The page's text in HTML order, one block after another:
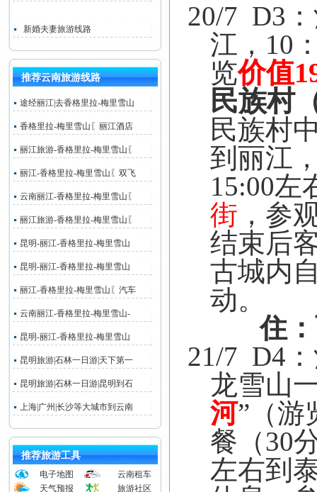
新婚夫妻旅游线路
推荐云南旅游线路
途经丽江|去香格里拉-梅里雪山
香格里拉-梅里雪山〖丽江酒店
丽江旅游-香格里拉-梅里雪山〖
丽江-香格里拉-梅里雪山〖双飞
云南丽江-香格里拉-梅里雪山〖
丽江旅游-香格里拉-梅里雪山〖
昆明-丽江-香格里拉-梅里雪山
昆明-丽江-香格里拉-梅里雪山
丽江-香格里拉-梅里雪山〖汽车
云南丽江-香格里拉-梅里雪山-
昆明-丽江-香格里拉-梅里雪山
昆明旅游|石林一日游|天下第一
昆明旅游|石林一日游|昆明到石
上海|广州|长沙等大城市到云南
推荐旅游工具
电子地图
云南租车
天气预报
旅游社区
20/7 D3
江， 10
览价值
民族村
民族村
到丽江
15:00左
街 ，参
结束后
古城内
动。
住
21/7 D4
龙雪山
河”（游
餐（30
左右到